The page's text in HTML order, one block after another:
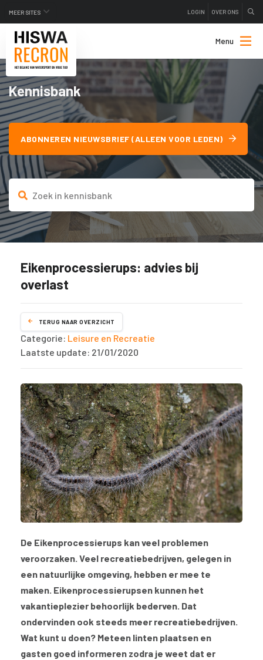
MEER SITES LOGIN OVER ONS
Menu
Kennisbank
ABONNEREN NIEUWSBRIEF (ALLEEN VOOR LEDEN)
Eikenprocessierups: advies bij
overlast
TERUG NAAR OVERZICHT
Categorie: Leisure en Recreatie
Laatste update: 21/01/2020
De Eikenprocessierups kan veel problemen
veroorzaken. Veel recreatiebedrijven, gelegen in
een natuurlijke omgeving, hebben er mee te
maken. Eikenprocessierupsen kunnen het
vakantieplezier behoorlijk bederven. Dat
ondervinden ook steeds meer recreatiebedrijven.
Wat kunt u doen? Meteen linten plaatsen en
gasten goed informeren zodra je weet dat er